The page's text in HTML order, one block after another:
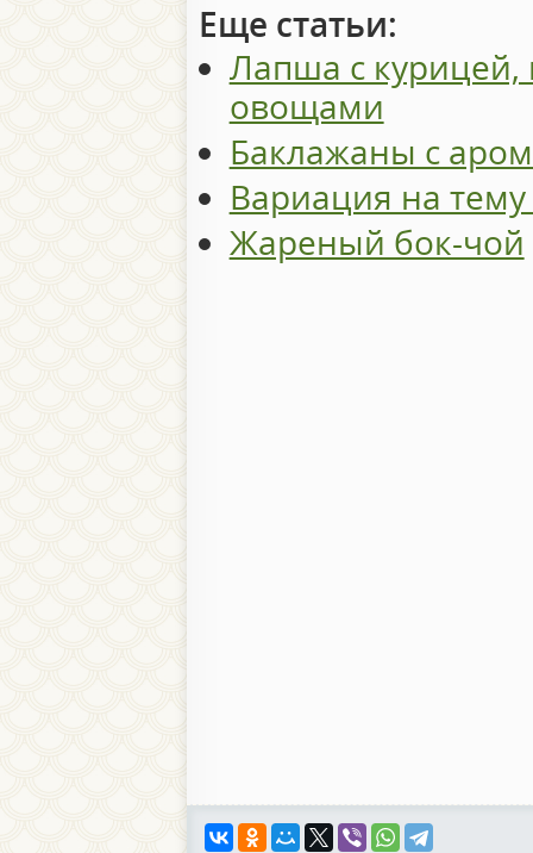
Еще статьи:
Лапша с
овощами
Баклажаны с
Вариация на
Жареный бок-чой